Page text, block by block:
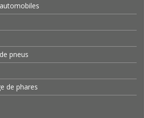
pneus
de phares